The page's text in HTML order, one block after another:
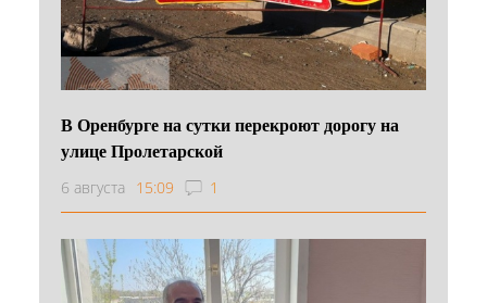
В Оренбурге на сутки перекроют дорогу на
улице Пролетарской
6 августа 15:09 1